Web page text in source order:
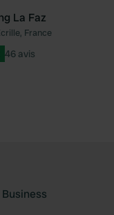
La Faz
France
46 avis
Business